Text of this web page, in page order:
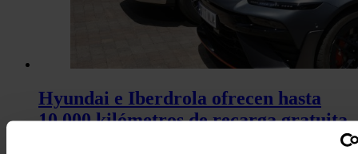
Hyundai e Iberdrola ofrecen hasta
10.000 kilómetros de recarga gratuita